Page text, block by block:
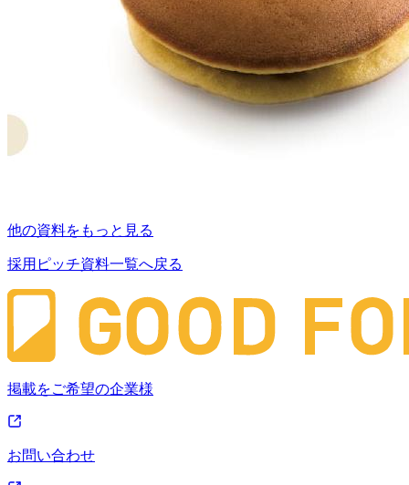
他の資料をもっと見る
採用ピッチ資料一覧へ戻る
掲載をご希望の企業様
お問い合わせ